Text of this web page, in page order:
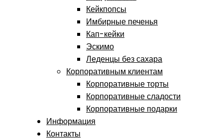
Кейкпопсы
Имбирные печенья
Кап-кейки
Эскимо
Леденцы без сахара
Корпоративным клиентам
Корпоративные торты
Корпоративные сладости
Корпоративные подарки
Информация
Контакты